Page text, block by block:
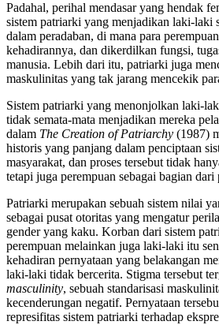
Padahal, perihal mendasar yang hendak
sistem patriarki yang menjadikan laki-laki
dalam peradaban, di mana para
kehadirannya, dan dikerdilkan fungsi,
manusia. Lebih dari itu, patriarki juga
maskulinitas yang tak jarang mencekik
Sistem patriarki yang menonjolkan laki-
tidak semata-mata menjadikan mereka
dalam The Creation of Patriarchy (1987)
historis yang panjang dalam penciptaan
masyarakat, dan proses tersebut tidak
tetapi juga perempuan sebagai bagian dari
Patriarki merupakan sebuah sistem nilai
sebagai pusat otoritas yang mengatur
gender yang kaku. Korban dari sistem
perempuan melainkan juga laki-laki itu
kehadiran pernyataan yang belakangan
laki-laki tidak bercerita. Stigma tersebut
masculinity, sebuah standarisasi
kecenderungan negatif. Pernyataan
represifitas sistem patriarki terhadap